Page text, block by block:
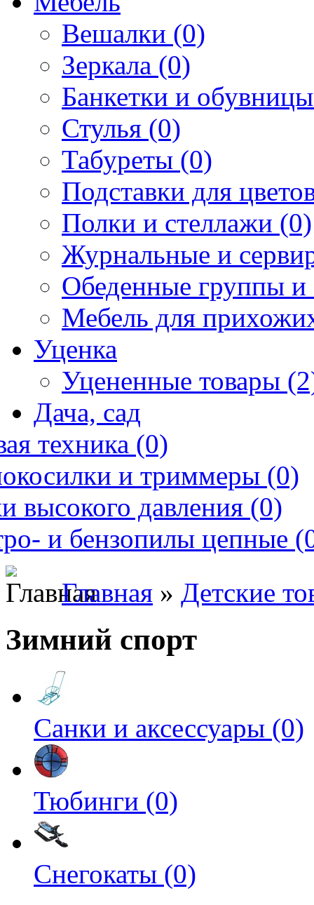
Вешалки (0)
Зеркала (0)
Банкетки и
Стулья (0)
Табуреты (0)
Подставки для
Полки и стеллажи (0)
Журнальные и
Обеденные группы и
Мебель для
Уценка
Уцененные товары
Дача, сад
техника (0)
и триммеры (0)
высокого давления (0)
и бензопилы цепные
Главная » Детские
Зимний спорт
Санки и аксессуары (0)
Тюбинги (0)
Снегокаты (0)